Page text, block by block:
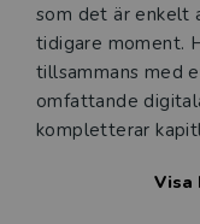
som det är enkelt
tidigare moment.
tillsammans med
omfattande
kompletterar
Visa